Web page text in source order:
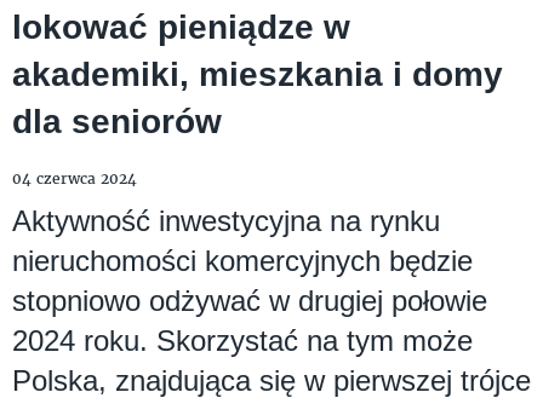
lokować pieniądze w
akademiki, mieszkania i domy
dla seniorów
04 czerwca 2024
Aktywność inwestycyjna na rynku
nieruchomości komercyjnych będzie
stopniowo odżywać w drugiej połowie
2024 roku. Skorzystać na tym może
Polska, znajdująca się w pierwszej trójce